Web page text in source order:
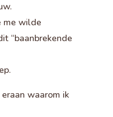
me wilde
“baanbrekende
waarom ik